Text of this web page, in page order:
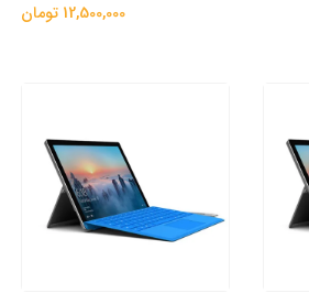
12,500,000 تومان